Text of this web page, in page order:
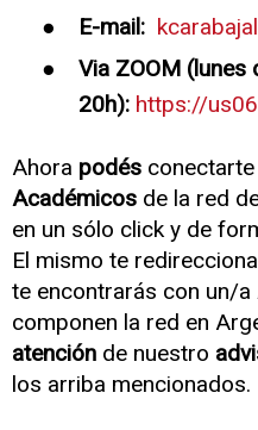
E-mail:
Via ZOOM (lunes
20h): https://
Ahora podés
Académicos de la red
en un sólo click y de
El mismo te
te encontrarás con un/a
componen la red en
atención de nuestro
los arriba mencionados.